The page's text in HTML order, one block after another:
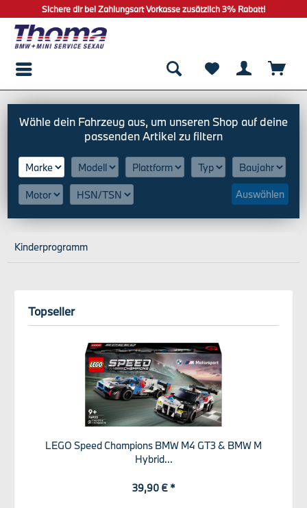
Sichere dir bei Zahlungsart Vorkasse zusätzlich 3% Rabatt!
Auswählen
Kinderprogramm
Topseller
LEGO Speed Champions BMW M4 GT3 & BMW M
Hybrid...
39,90 € *